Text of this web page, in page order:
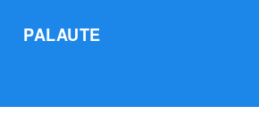
PALAUTE